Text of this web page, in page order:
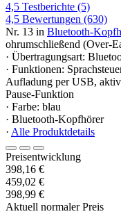
4,5 Testberichte (5)
4,5 Bewertungen (630)
Nr. 13 in Bluetooth-
ohrumschließend (Over-
· Übertragungsart:
· Funktionen:
Aufladung per USB,
Pause-Funktion
· Farbe: blau
· Bluetooth-Kopfhörer
· Alle Produktdetails
Preisentwicklung
398,16 €
459,02 €
398,99 €
Aktuell normaler Preis